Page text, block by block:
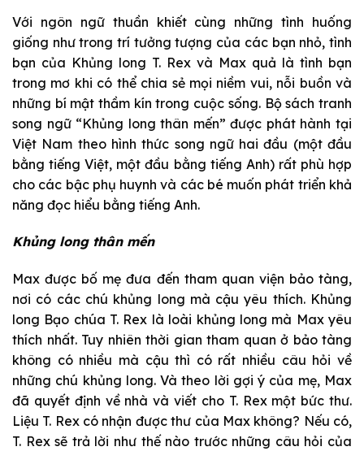
Với ngôn ngữ thuần khiết cùng những tình huống
giống như trong trí tưởng tượng của các bạn nhỏ, tình
bạn của Khủng long T. Rex và Max quả là tình bạn
trong mơ khi có thể chia sẻ mọi niềm vui, nỗi buồn và
những bí mật thầm kín trong cuộc sống. Bộ sách tranh
song ngữ “Khủng long thân mến” được phát hành tại
Việt Nam theo hình thức song ngữ hai đầu (một đầu
bằng tiếng Việt, một đầu bằng tiếng Anh) rất phù hợp
cho các bậc phụ huynh và các bé muốn phát triển khả
năng đọc hiểu bằng tiếng Anh.
Khủng long thân mến
Max được bố mẹ đưa đến tham quan viện bảo tàng,
nơi có các chú khủng long mà cậu yêu thích. Khủng
long Bạo chúa T. Rex là loài khủng long mà Max yêu
thích nhất. Tuy nhiên thời gian tham quan ở bảo tàng
không có nhiều mà cậu thì có rất nhiều câu hỏi về
những chú khủng long. Và theo lời gợi ý của mẹ, Max
đã quyết định về nhà và viết cho T. Rex một bức thư.
Liệu T. Rex có nhận được thư của Max không? Nếu có,
T. Rex sẽ trả lời như thế nào trước những câu hỏi của